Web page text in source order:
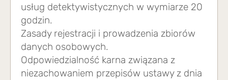
usług detektywistycznych w wymiarze 20
godzin.
Zasady rejestracji i prowadzenia zbiorów
danych osobowych.
Odpowiedzialność karna związana z
niezachowaniem przepisów ustawy z dnia